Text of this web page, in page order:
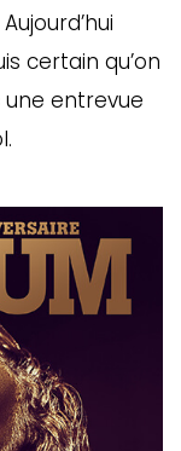
certain qu’on
une entrevue